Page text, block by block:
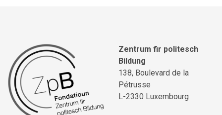
Zentrum fir politesch
Bildung
138, Boulevard de la
Pétrusse
L-2330 Luxembourg